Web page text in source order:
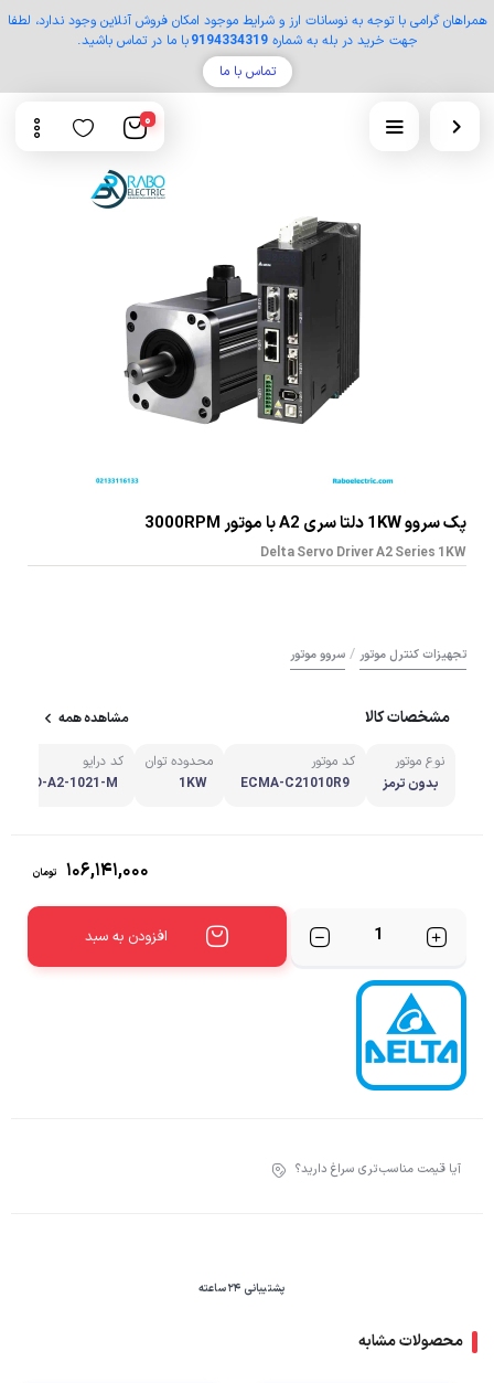
همراهان گرامی با توجه به نوسانات ارز و شرایط موجود امکان فروش آنلاین وجود ندارد، لطفا
جهت خرید در بله به شماره9194334319با ما در تماس باشید.
تماس با ما
0
پک سروو 1KW دلتا سری A2 با موتور 3000RPM
Delta Servo Driver A2 Series 1KW
تجهیزات کنترل موتور / سروو موتور
مشخصات کالا مشاهده همه
نوع موتور
بدون ترمز
کد موتور
ECMA-C21010R9
محدوده توان
1KW
کد درایو
ASD-A2-1021-M
۱۰۶,۱۴۱,۰۰۰ تومان
تعداد
افزودن به سبد
آیا قیمت مناسب‌تری سراغ دارید؟
پشتیبانی 24 ساعته
محصولات مشابه